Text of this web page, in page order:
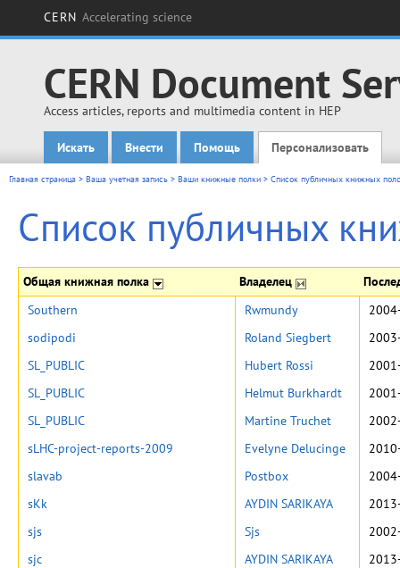
CERN Accelerating science
CERN Document
Access articles, reports and multimedia content in HEP
Main menu
Искать Внести Помощь Персонализовать
Главная страница > Ваша учетная запись > Ваши книжные полки > Список публичных книжных
Список публичных
Общая книжная полка Владелец
Southern Rwmundy
sodipodi
Roland Siegbert
SL_PUBLIC
Hubert Rossi
SL_PUBLIC
Helmut Burkhardt
SL_PUBLIC
Martine Truchet
sLHC-project-reports-2009
Evelyne Delucinge
slavab
Postbox
sKk
AYDIN SARIKAYA
sjs
Sjs
sjc
AYDIN SARIKAYA